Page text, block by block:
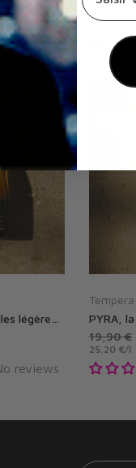
apprécierez
reviews
Tempera
19,90 €
25,20 €/l